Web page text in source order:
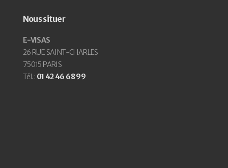
Nous situer
E-VISAS
26 RUE SAINT-CHARLES
75015 PARIS
Tél. : 01 42 46 68 99